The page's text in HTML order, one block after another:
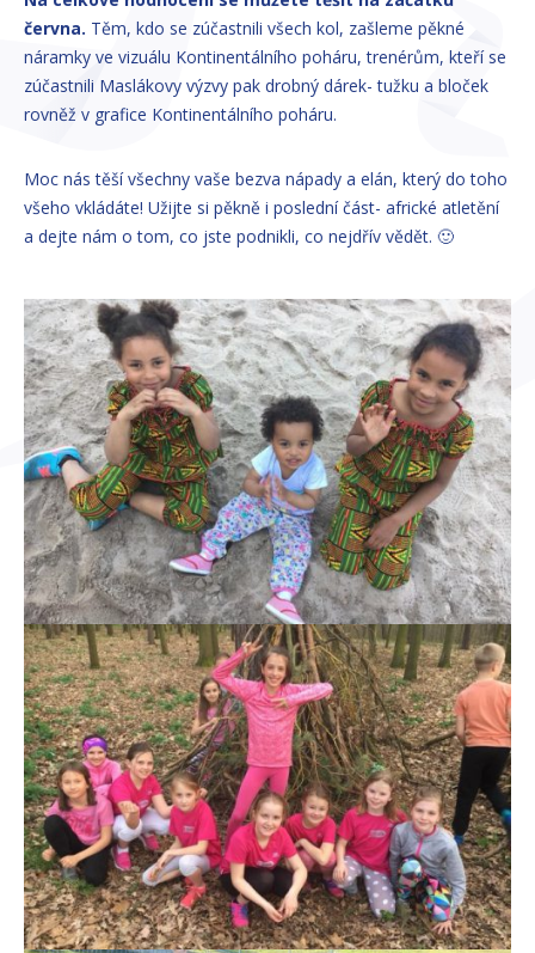
června. Těm, kdo se zúčastnili všech kol, zašleme pěkné
náramky ve vizuálu Kontinentálního poháru, trenérům, kteří se
zúčastnili Maslákovy výzvy pak drobný dárek- tužku a bloček
rovněž v grafice Kontinentálního poháru.
Moc nás těší všechny vaše bezva nápady a elán, který do toho
všeho vkládáte! Užijte si pěkně i poslední část- africké atletění
a dejte nám o tom, co jste podnikli, co nejdřív vědět. 🙂